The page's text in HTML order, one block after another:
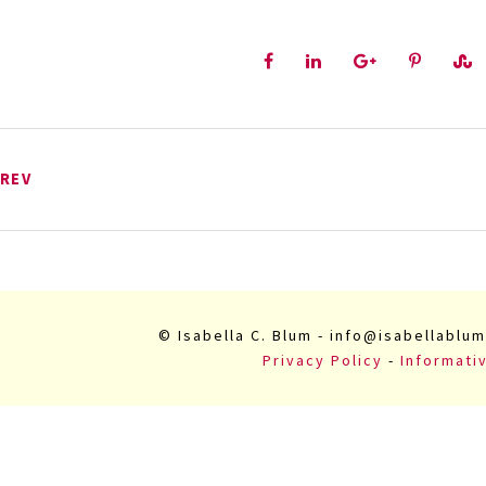
© Isabella C. Blum -
Privacy Policy -